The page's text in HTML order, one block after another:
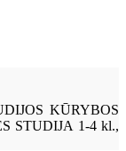
KŪRYBOS
STUDIJA 1-4 kl.,